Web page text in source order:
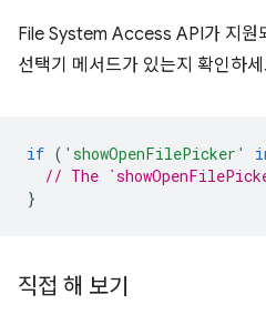
File System Access API가 지원
선택기 메서드가 있는지 확인하
if ( 'showOpenFilePicker'
// The
}
직접 해 보기